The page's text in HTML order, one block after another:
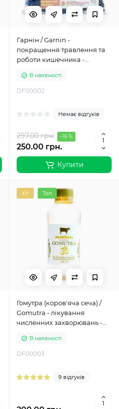
Гарнін / Garnin -
покращення травлення та
роботи кишечника -
В наявності
DF00002
Немає відгуків
297.00 грн. -16 %
250.00 грн.
Купити
Хіт Топ
Гомутра (коров'яча сеча) /
Gomutra - лікування
численних захворювань -
В наявності
DF00003
9 відгуків